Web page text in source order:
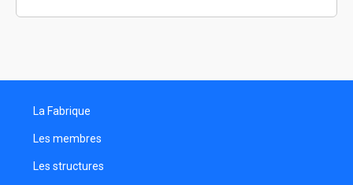
Valentin Antony
Décorateur
Amélie Oudot
La Fabrique
Les membres
Les structures